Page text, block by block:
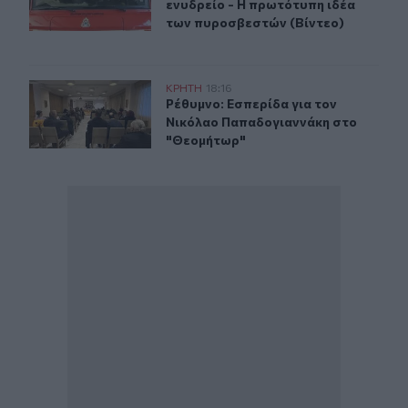
ενυδρείο - Η πρωτότυπη ιδέα
των πυροσβεστών (Βίντεο)
Ρέθυμνο: Εσπερίδα για τον Νικόλαο Παπαδογιαννάκη
ΚΡΗΤΗ 18:16
Ρέθυμνο: Εσπερίδα για τον
Ρέθυμνο: Εσπερίδα για τον
Νικόλαο Παπαδογιαννάκη στο
"Θεομήτωρ"